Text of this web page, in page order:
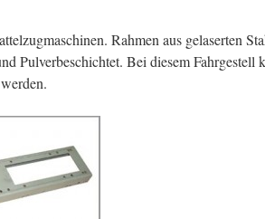
Rahmen aus gelaserten
Pulverbeschichtet. Bei diesem